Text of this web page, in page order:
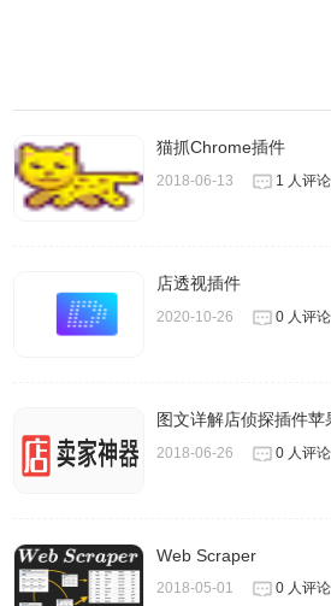
猫抓Chrome插件
2018-06-13 1 人评论
店透视插件
2020-10-26 0 人评论
图文详解店侦探插件苹
2018-06-26 0 人评论
Web Scraper
2018-05-01 0 人评论